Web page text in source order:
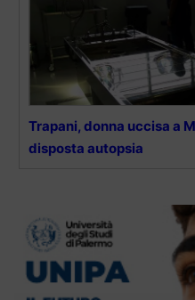
Trapani, donna uccisa a
disposta autopsia